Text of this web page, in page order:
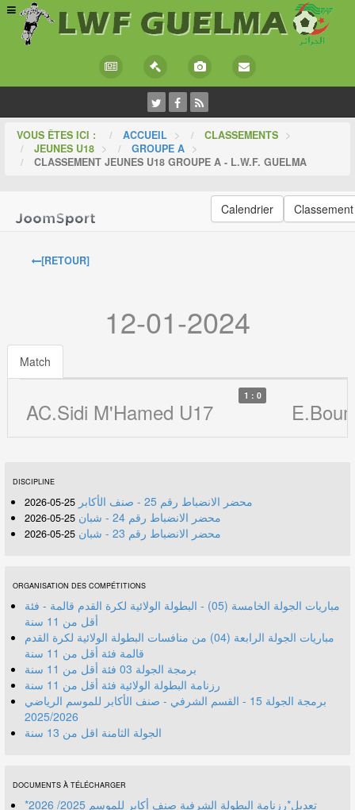
VOUS ÊTES ICI : ACCUEIL > CLASSEMENTS >
JEUNES U18 > GROUPE A >
CLASSEMENT JEUNES U18 GROUPE A - L.W.F. GUELMA
Calendrier Classement
[RETOUR]
12-01-2024
Match
AC.Sidi M'Hamed U17
1 : 0
DISCIPLINE
محضر الانضباط رقم 25 - صنف الأكابر 25-05-2026
محضر الانضباط رقم 24 - شبان 25-05-2026
محضر الانضباط رقم 23 - شبان 25-05-2026
ORGANISATION DES COMPÉTITIONS
مباريات الجولة الخامسة (05) - البطولة الولائية لكرة القدم قالمة - فئة
أقل من 11 سنة
مباريات الجولة الرابعة (04) من منافسات البطولة الولائية لكرة القدم
قالمة فئة أقل من 11 سنة
برمجة الجولة 03 فئة أقل من 11 سنة
رزنامة البطولة الولائية فئة أقل من 11 سنة
برمجة الجولة 15 - القسم الشرفي - صنف الأكابر للموسم الرياضي
2025/2026
الجولة الثامنة اقل من 13 سنة
DOCUMENTS À TÉLÉCHARGER
*تعديل*رزنامة البطولة الشرفية صنف أكابر للموسم 2025/ 2026